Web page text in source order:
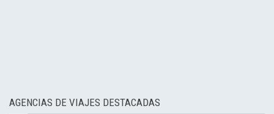
AGENCIAS DE VIAJES DESTACADAS